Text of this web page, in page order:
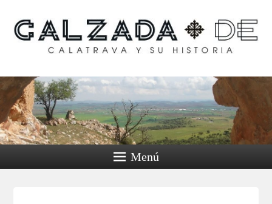
Calzada de Calatrava y
su historia
Menú